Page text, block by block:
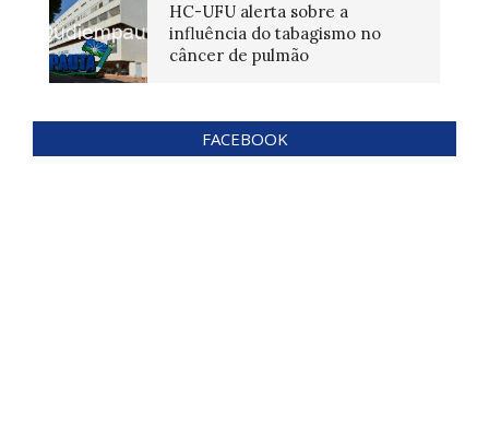
HC-UFU alerta sobre a
influência do tabagismo no
câncer de pulmão
FACEBOOK